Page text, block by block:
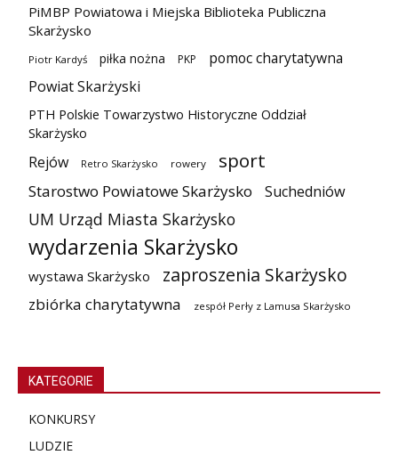
PiMBP Powiatowa i Miejska Biblioteka Publiczna
Skarżysko
Piotr Kardyś piłka nożna PKP
pomoc charytatywna
Powiat Skarżyski
PTH Polskie Towarzystwo Historyczne Oddział
Skarżysko
Rejów Retro Skarżysko rowery sport
Starostwo Powiatowe Skarżysko Suchedniów
UM Urząd Miasta Skarżysko
wydarzenia Skarżysko
wystawa Skarżysko zaproszenia Skarżysko
zbiórka charytatywna zespół Perły z Lamusa Skarżysko
KATEGORIE
KONKURSY
LUDZIE